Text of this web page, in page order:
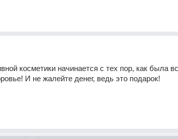
косметики начинается с тех пор, как была
И не жалейте денег, ведь это подарок!